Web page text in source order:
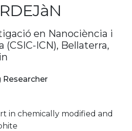
en Nanociència i
ICN), Bellaterra,
in chemically modified and